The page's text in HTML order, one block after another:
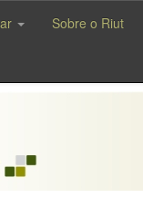
Sobre o Riut